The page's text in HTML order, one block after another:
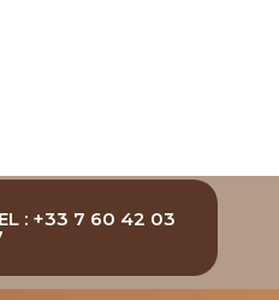
: +33 7 60 42 03